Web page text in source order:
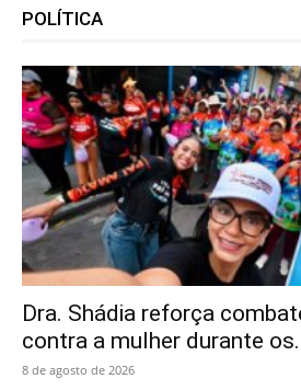
POLÍTICA
Dra. Shádia reforça
contra a mulher durante
8 de agosto de 2026